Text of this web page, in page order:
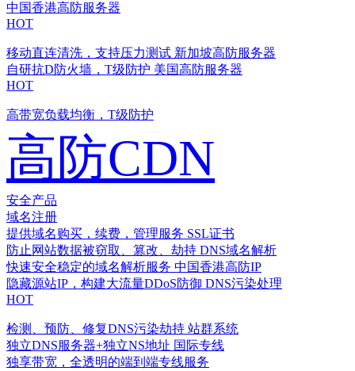
中国香港高防服务器
HOT
移动直连清洗，支持压力测试 新加坡高防服务器
自研抗D防火墙，T级防护 美国高防服务器
HOT
高带宽负载均衡，T级防护
高防CDN
安全产品
域名注册
提供域名购买，续费，管理服务 SSL证书
防止网站数据被窃取、篡改、劫持 DNS域名解析
快速安全稳定的域名解析服务 中国香港高防IP
隐藏源站IP，构建大流量DDoS防御 DNS污染处理
HOT
检测、预防、修复DNS污染劫持 站群系统
独立DNS服务器+独立NS地址 国际专线
独享带宽，全透明的端到端专线服务